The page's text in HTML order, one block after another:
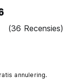
(36 Recensies)
annulering.